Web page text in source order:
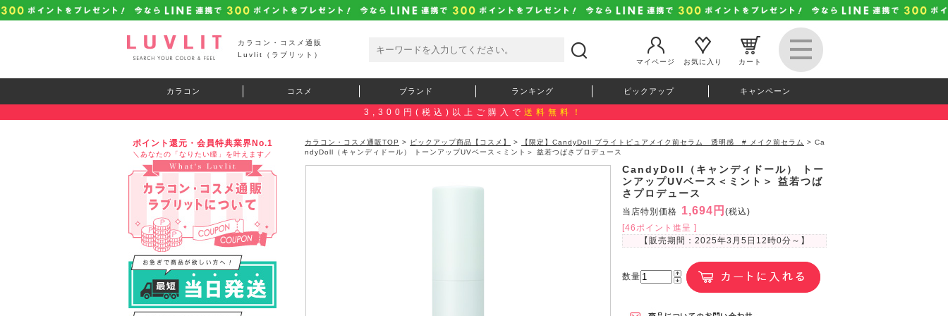
カラコン・コスメ通販
Luvlit（ラブリット）
マイページ
お気に入り カート
カラコン コスメ ブランド ランキング ピックアップ キャンペーン
3,300円(税込)以上ご購入で 送料無料！
ポイント還元・会員特典業界No.1
＼あなたの「なりたい瞳」を叶えます／
カラコン・コスメ通販TOP > ピックアップ商品【コスメ】 > 【限定】CandyDoll ブライトピュアメイク前セラム 透明感 # メイク前セラム > Ca
ndyDoll（キャンディドール） トーンアップUVベース＜ミント＞ 益若つばさプロデュース
CandyDoll（キャンディドール） トー
ンアップUVベース＜ミント＞ 益若つば
さプロデュース
当店特別価格 1,694円 (税込)
[46ポイント進呈 ]
【販売期間： 2025年3月5日12時0分 ～】
数量